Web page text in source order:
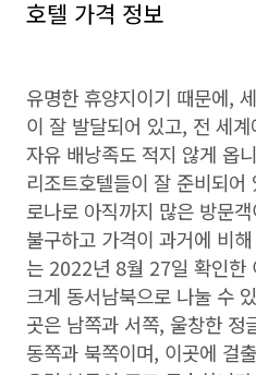
호텔 가격 정보
유명한 휴양지이기 때문에,
이 잘 발달되어 있고, 전 세
자유 배낭족도 적지 않게 옵
리조트호텔들이 잘 준비되
로나로 아직까지 많은 방문
불구하고 가격이 과거에 비
는 2022년 8월 27일 확인한
크게 동서남북으로 나눌 수
곳은 남쪽과 서쪽, 울창한 정
동쪽과 북쪽이며, 이곳에 걸